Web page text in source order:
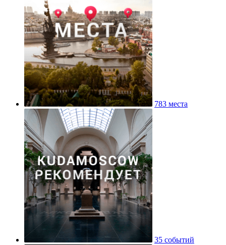
783 места
35 событий